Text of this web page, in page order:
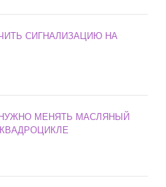
СИГНАЛИЗАЦИЮ НА
МЕНЯТЬ МАСЛЯНЫЙ